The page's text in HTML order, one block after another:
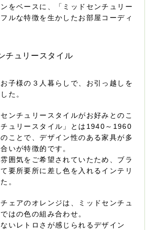
をベースに、「ミッドセンチュリー
ルな特徴を生かしたお部屋コーディ
チュリースタイル
子様の３人暮らしで、お引っ越しを
た。
ンチュリースタイルがお好みとのこ
ュリースタイル」とは1940～1960
ことで、デザイン性のある家具が多
いが特徴的です。
囲気をご希望されていたため、ブラ
要所要所に差し色を入れるインテリ
。
ェアのオレンジは、ミッドセンチュ
はの色の組み合わせ。
いレトロさが感じられるデザイン